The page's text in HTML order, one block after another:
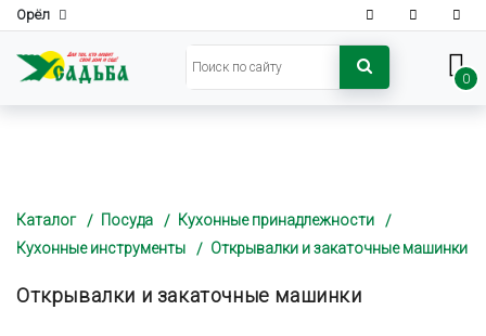
Орёл
0
Каталог Посуда
Кухонные принадлежности
Кухонные инструменты
Открывалки и закаточные машинки
Открывалки и закаточные машинки